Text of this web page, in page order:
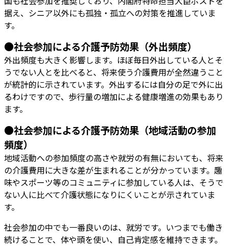
据え、シニア以外にも孤独・孤立への対策を推進していま
す。
●社会参加による介護予防効果（外出頻度）
外出頻度も大きく影響します。ほぼ毎日外出している人とそ
うでない人とを比べると、将来使う介護費用が全然違うこと
が統計的に示されています。外出するには自分の足で外に出
るわけですので、歩行量の増加による健康増進の効果もあり
ます。
●社会参加による介護予防効果（地域活動の参加
頻度）
地域活動への参加頻度の高さや就労の有無においても、将来
の介護費用に大きな差が生まれることが分かっています。趣
味やスポーツ等のコミュニティに参加している人は、そうで
ない人に比べて介護状態になりにくいことが示されていま
す。
社会参加の中でも一番良いのは、就労です。いつまでも働き
続けることで、体や頭を使い、自己肯定感を維持できます。